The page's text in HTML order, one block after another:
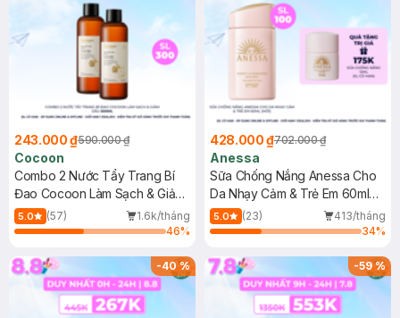
243.000 ₫590.000 ₫
Cocoon
Combo 2 Nước Tẩy Trang Bí
Đao Cocoon Làm Sạch & Giảm
Dầu 500ml
5.0 (57)
1.6k/tháng
46%
428.000 ₫702.000 ₫
Anessa
Sữa Chống Nắng Anessa Cho
Da Nhạy Cảm & Trẻ Em 60ml
(Mới)
5.0 (23)
413/tháng
34%
-40% -59%